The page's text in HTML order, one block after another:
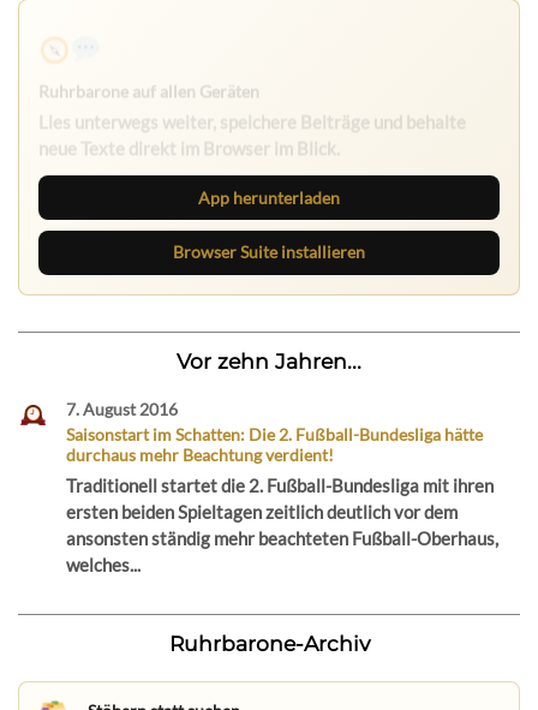
Ruhrbarone auf allen Geräten
Lies unterwegs weiter, speichere Beiträge und behalte
neue Texte direkt im Browser im Blick.
App herunterladen
Browser Suite installieren
Vor zehn Jahren...
7. August 2016
Saisonstart im Schatten: Die 2. Fußball-Bundesliga hätte
durchaus mehr Beachtung verdient!
Traditionell startet die 2. Fußball-Bundesliga mit ihren
ersten beiden Spieltagen zeitlich deutlich vor dem
ansonsten ständig mehr beachteten Fußball-Oberhaus,
welches...
Ruhrbarone-Archiv